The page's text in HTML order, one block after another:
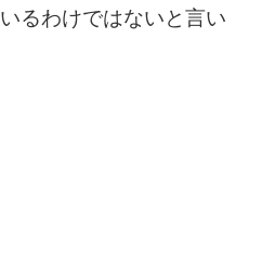
るわけではないと言い